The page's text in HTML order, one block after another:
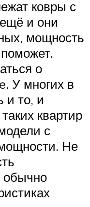
ковры с
и они
мощность
о
У многих в
и то, и
квартир
с
Не
обычно